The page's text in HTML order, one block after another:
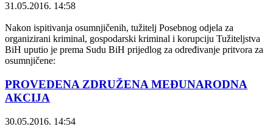
31.05.2016. 14:58
Nakon ispitivanja osumnjičenih, tužitelj Posebnog odjela za
organizirani kriminal, gospodarski kriminal i korupciju Tužiteljstva
BiH uputio je prema Sudu BiH prijedlog za određivanje pritvora za
osumnjičene:
PROVEDENA ZDRUŽENA MEĐUNARODNA
AKCIJA
30.05.2016. 14:54